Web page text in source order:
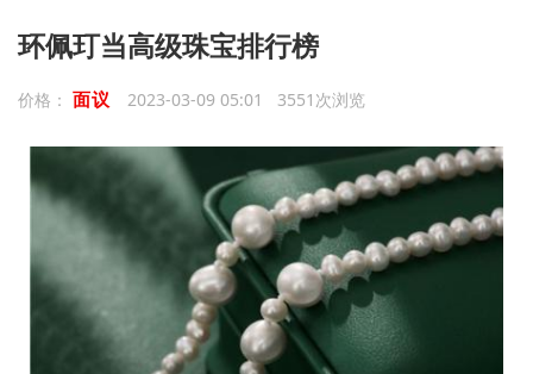
环佩玎当高级珠宝排行榜
价格： 面议 2023-03-09 05:01 3551次浏览